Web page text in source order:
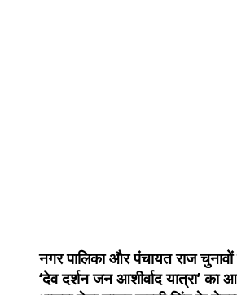
नगर पालिका और पंचायत राज
‘देव दर्शन जन आशीर्वाद यात्रा’